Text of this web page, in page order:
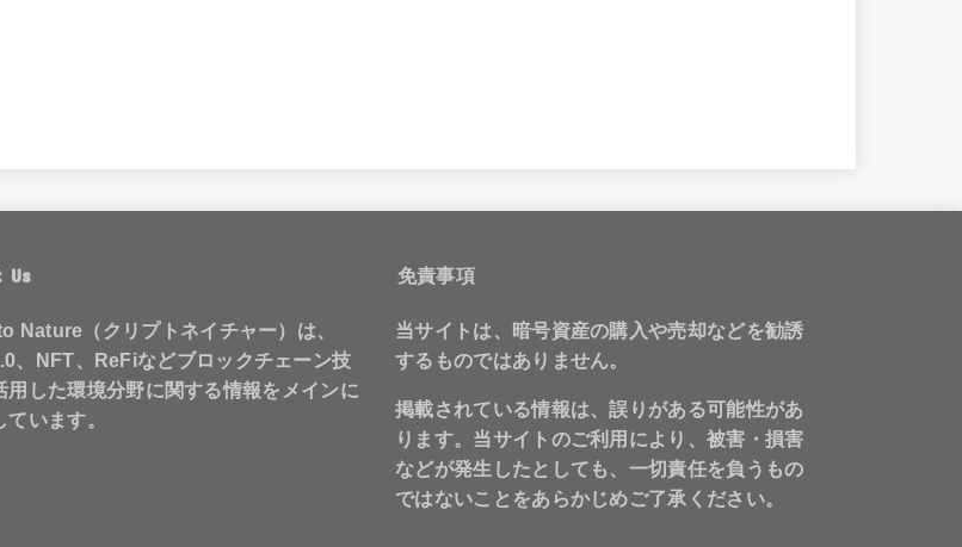
Us
Nature（クリプトネイチャー）は、
、NFT、ReFiなどブロックチェーン技
用した環境分野に関する情報をメインに
ています。
免責事項
当サイトは、暗号資産の購入や売却などを勧誘
するものではありません。
掲載されている情報は、誤りがある可能性があ
ります。当サイトのご利用により、被害・損害
などが発生したとしても、一切責任を負うもの
ではないことをあらかじめご了承ください。